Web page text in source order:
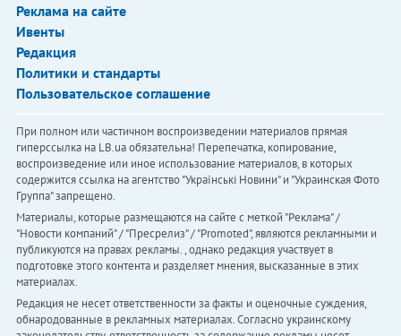
Реклама на сайте
Ивенты
Редакция
Политики и стандарты
Пользовательское соглашение
При полном или частичном воспроизведении материалов прямая
гиперссылка на LB.ua обязательна! Перепечатка, копирование,
воспроизведение или иное использование материалов, в которых
содержится ссылка на агентство "Українськi Новини" и "Украинская Фото
Группа" запрещено.
Материалы, которые размещаются на сайте с меткой "Реклама" /
"Новости компаний" / "Пресрелиз" / "Promoted", являются рекламными и
публикуются на правах рекламы. , однако редакция участвует в
подготовке этого контента и разделяет мнения, высказанные в этих
материалах.
Редакция не несет ответственности за факты и оценочные суждения,
обнародованные в рекламных материалах. Согласно украинскому